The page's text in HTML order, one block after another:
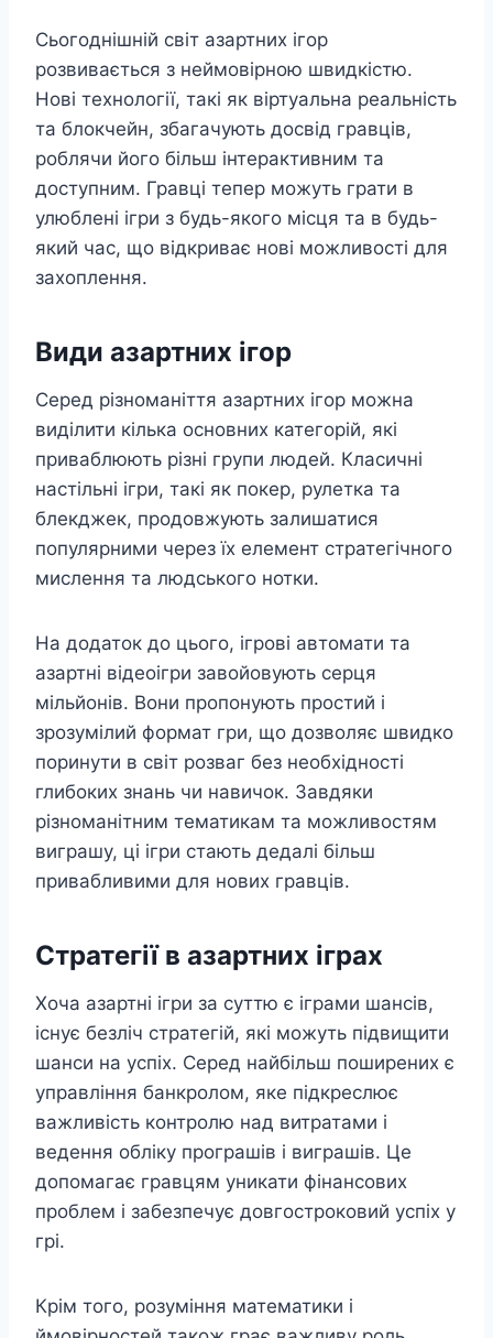
Сьогоднішній світ азартних ігор
розвивається з неймовірною швидкістю.
Нові технології, такі як віртуальна реальність
та блокчейн, збагачують досвід гравців,
роблячи його більш інтерактивним та
доступним. Гравці тепер можуть грати в
улюблені ігри з будь-якого місця та в будь-
який час, що відкриває нові можливості для
захоплення.
Види азартних ігор
Серед різноманіття азартних ігор можна
виділити кілька основних категорій, які
приваблюють різні групи людей. Класичні
настільні ігри, такі як покер, рулетка та
блекджек, продовжують залишатися
популярними через їх елемент стратегічного
мислення та людського нотки.
На додаток до цього, ігрові автомати та
азартні відеоігри завойовують серця
мільйонів. Вони пропонують простий і
зрозумілий формат гри, що дозволяє швидко
поринути в світ розваг без необхідності
глибоких знань чи навичок. Завдяки
різноманітним тематикам та можливостям
виграшу, ці ігри стають дедалі більш
привабливими для нових гравців.
Стратегії в азартних іграх
Хоча азартні ігри за суттю є іграми шансів,
існує безліч стратегій, які можуть підвищити
шанси на успіх. Серед найбільш поширених є
управління банкролом, яке підкреслює
важливість контролю над витратами і
ведення обліку програшів і виграшів. Це
допомагає гравцям уникати фінансових
проблем і забезпечує довгостроковий успіх у
грі.
Крім того, розуміння математики і